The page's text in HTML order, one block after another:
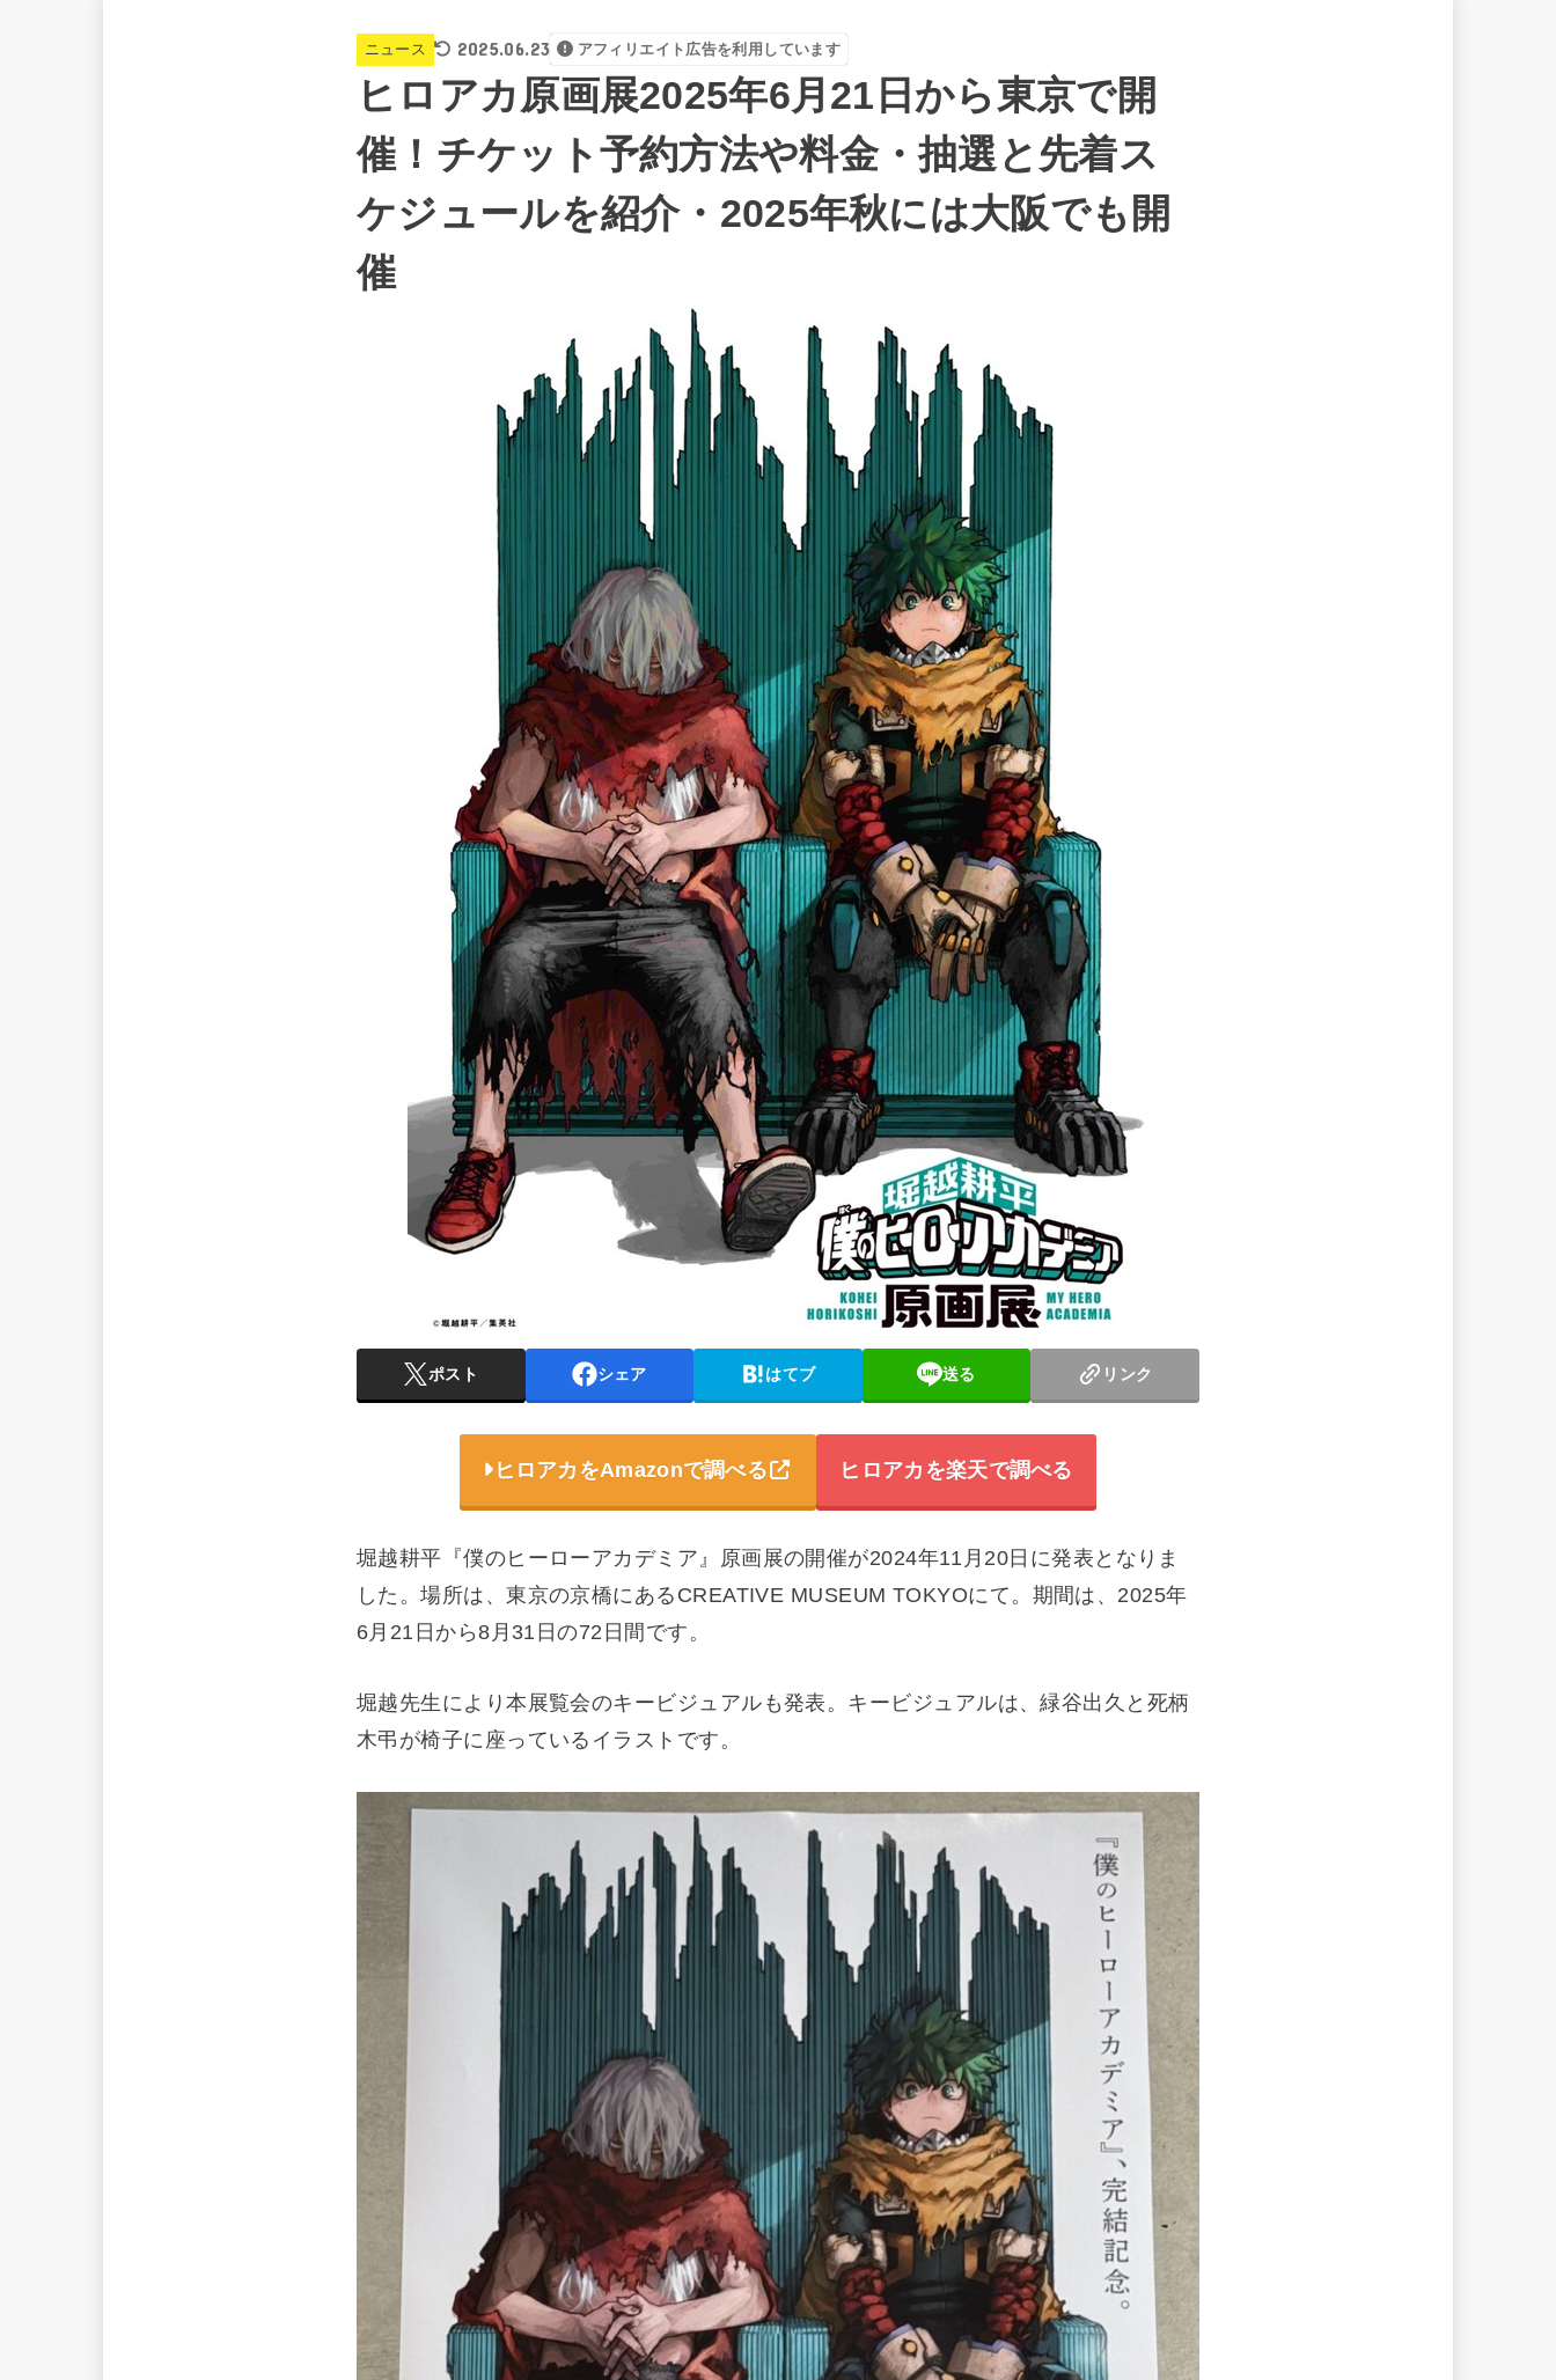
ニュース 2025.06.23 アフィリエイト広告を利用しています
ヒロアカ原画展2025年6月21日から東京で開
催！チケット予約方法や料金・抽選と先着ス
ケジュールを紹介・2025年秋には大阪でも開
催
ポスト シェア はてブ 送る リンク
ヒロアカをAmazonで調べる ヒロアカを楽天で調べる
堀越耕平『僕のヒーローアカデミア』原画展の開催が2024年11月20日に発表となりま
した。場所は、東京の京橋にあるCREATIVE MUSEUM TOKYOにて。期間は、 2025年
6月21日から8月31日の72日 間です。
堀越先生により本展覧会のキービジュアルも発表。キービジュアルは、緑谷出久と死柄
木弔が椅子に座っているイラストです。